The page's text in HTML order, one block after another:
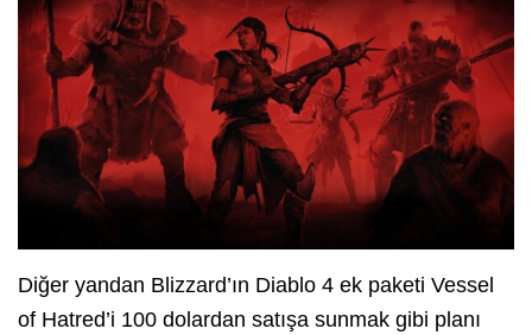
Diğer yandan Blizzard’ın Diablo 4 ek paketi Vessel
of Hatred’i 100 dolardan satışa sunmak gibi planı